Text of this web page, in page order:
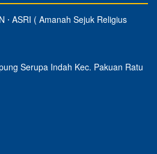
⋅ ASRI ( Amanah Sejuk Religius
Serupa Indah Kec. Pakuan Ratu